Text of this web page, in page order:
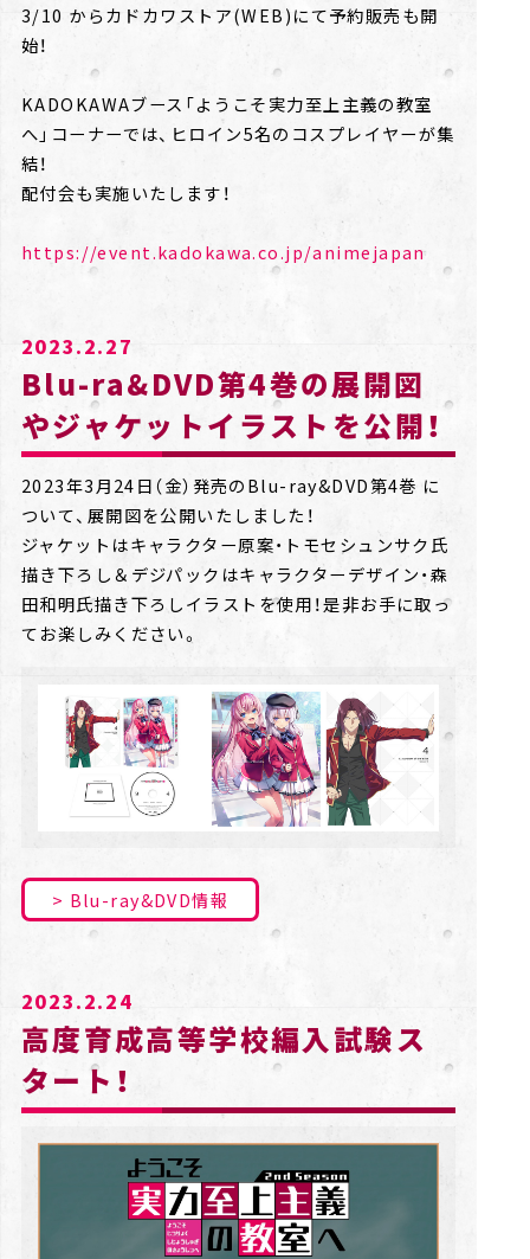
3/10 からカドカワストア(WEB)にて予約販売も開
始！
KADOKAWAブース「ようこそ実力至上主義の教室
へ」コーナーでは、ヒロイン5名のコスプレイヤーが集
結！
配付会も実施いたします！
https://event.kadokawa.co.jp/animejapan
2023.2.27
Blu-ra&DVD第4巻の展開図
やジャケットイラストを公開！
2023年3月24日（金）発売のBlu-ray&DVD第4巻 に
ついて、展開図を公開いたしました！
ジャケットはキャラクター原案・トモセシュンサク氏
描き下ろし＆デジパックはキャラクターデザイン・森
田和明氏描き下ろしイラストを使用！是非お手に取っ
てお楽しみください。
Blu-ray&DVD情報
2023.2.24
高度育成高等学校編入試験ス
タート！